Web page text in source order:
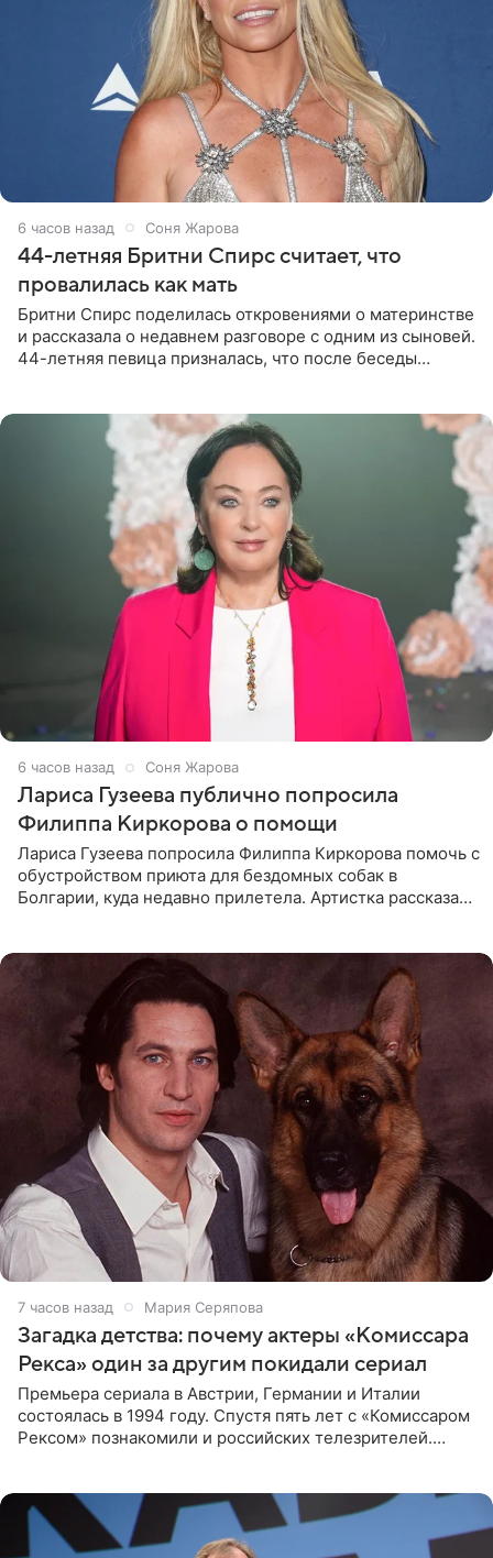
6 часов назад Соня Жарова
44-летняя Бритни Спирс считает, что
провалилась как мать
Бритни Спирс поделилась откровениями о материнстве
и рассказала о недавнем разговоре с одним из сыновей.
44-летняя певица призналась, что после беседы
6 часов назад Соня Жарова
Лариса Гузеева публично попросила
Филиппа Киркорова о помощи
Лариса Гузеева попросила Филиппа Киркорова помочь с
обустройством приюта для бездомных собак в
Болгарии, куда недавно прилетела. Артистка рассказала
7 часов назад Мария Серяпова
Загадка детства: почему актеры «Комиссара
Рекса» один за другим покидали сериал
Премьера сериала в Австрии, Германии и Италии
состоялась в 1994 году. Спустя пять лет с «Комиссаром
Рексом» познакомили и российских телезрителей.